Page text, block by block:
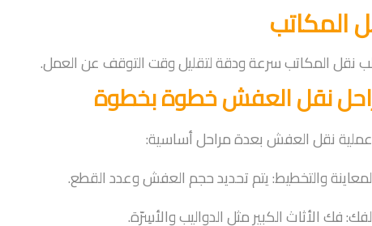
المكاتب
نقل المكاتب سرعة ودقة لتقليل وقت التوقف عن العمل.
نقل العفش خطوة بخطوة
نقل العفش بعدة مراحل أساسية: